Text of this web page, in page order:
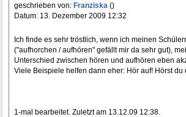
geschrieben von: Franziska ()
Datum: 13. Dezember 2009 12:32
Ich finde es sehr tröstlich, wenn ich meinen
("aufhorchen / aufhören" gefällt mir da sehr gut),
Unterschied zwischen hören und aufhören eben
Viele Beispiele helfen dann eher: Hör auf! Hörst du
1-mal bearbeitet. Zuletzt am 13.12.09 12:38.